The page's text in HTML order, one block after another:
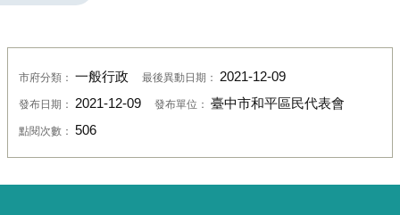
市府分類： 一般行政 最後異動日期： 2021-12-09
發布日期： 2021-12-09 發布單位： 臺中市和平區民代表會
點閱次數： 506